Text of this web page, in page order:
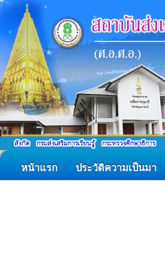
หน้าแรก ประวัติความเป็นมา